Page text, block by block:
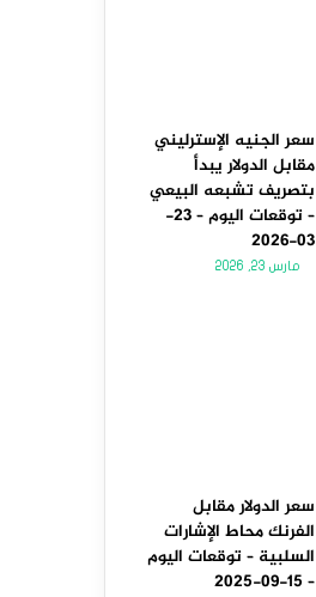
سعر الجنيه الإسترليني
مقابل الدولار يبدأ
بتصريف تشبعه البيعي
– توقعات اليوم – 23-
03-2026
مارس 23, 2026
سعر الدولار مقابل
الفرنك محاط الإشارات
السلبية – توقعات اليوم
– 15-09-2025